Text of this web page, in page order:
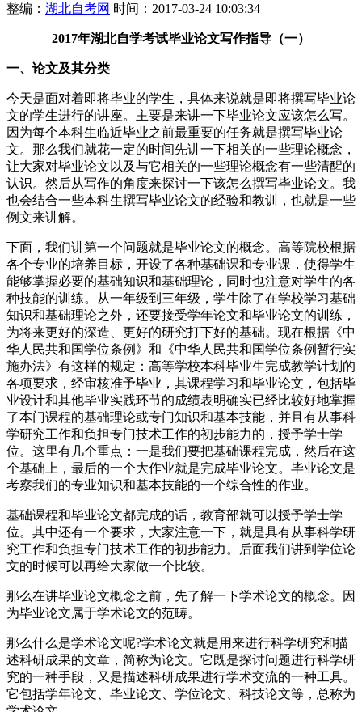
整编： 湖北自考网 时间：2017-03-24 10:03:34
2017年湖北自学考试毕业论文写作指导（一）
一、论文及其分类
今天是面对着即将毕业的学生，具体来说就是即将撰写毕业论
文的学生进行的讲座。主要是来讲一下毕业论文应该怎么写。
因为每个本科生临近毕业之前最重要的任务就是撰写毕业论
文。那么我们就花一定的时间先讲一下相关的一些理论概念，
让大家对毕业论文以及与它相关的一些理论概念有一些清醒的
认识。然后从写作的角度来探讨一下该怎么撰写毕业论文。我
也会结合一些本科生撰写毕业论文的经验和教训，也就是一些
例文来讲解。
下面，我们讲第一个问题就是毕业论文的概念。高等院校根据
各个专业的培养目标，开设了各种基础课和专业课，使得学生
能够掌握必要的基础知识和基础理论，同时也注意对学生的各
种技能的训练。从一年级到三年级，学生除了在学校学习基础
知识和基础理论之外，还要接受学年论文和毕业论文的训练，
为将来更好的深造、更好的研究打下好的基础。现在根据《中
华人民共和国学位条例》和《中华人民共和国学位条例暂行实
施办法》有这样的规定：高等学校本科毕业生完成教学计划的
各项要求，经审核准予毕业，其课程学习和毕业论文，包括毕
业设计和其他毕业实践环节的成绩表明确实已经比较好地掌握
了本门课程的基础理论或专门知识和基本技能，并且有从事科
学研究工作和负担专门技术工作的初步能力的，授予学士学
位。这里有几个重点：一是我们要把基础课程完成，然后在这
个基础上，最后的一个大作业就是完成毕业论文。毕业论文是
考察我们的专业知识和基本技能的一个综合性的作业。
基础课程和毕业论文都完成的话，教育部就可以授予学士学
位。其中还有一个要求，大家注意一下，就是具有从事科学研
究工作和负担专门技术工作的初步能力。后面我们讲到学位论
文的时候可以再给大家做一个比较。
那么在讲毕业论文概念之前，先了解一下学术论文的概念。因
为毕业论文属于学术论文的范畴。
那么什么是学术论文呢?学术论文就是用来进行科学研究和描
述科研成果的文章，简称为论文。它既是探讨问题进行科学研
究的一种手段，又是描述科研成果进行学术交流的一种工具。
它包括学年论文、毕业论文、学位论文、科技论文等，总称为